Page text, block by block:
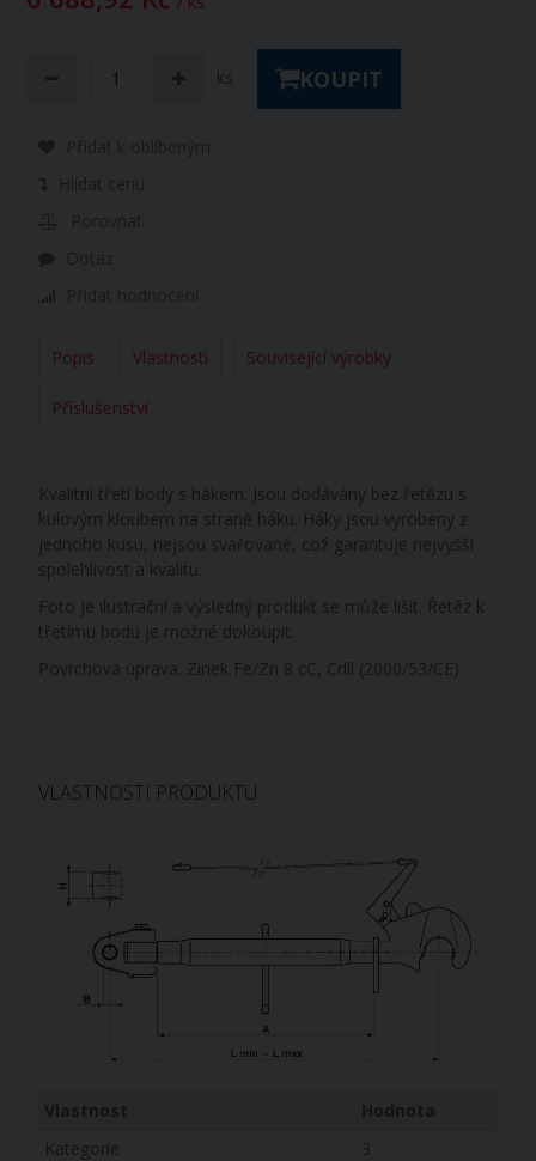
ks KOUPIT
Popis Vlastnosti Související výrobky
Příslušenství
Kvalitní třetí body s hákem. Jsou dodávány bez řetězu s
kulovým kloubem na straně háku. Háky jsou vyrobeny z
jednoho kusu, nejsou svařované, což garantuje nejvyšší
spolehlivost a kvalitu.
Foto je ilustrační a výsledný produkt se může lišit. Řetěz k
třetímu bodu je možné dokoupit.
Povrchová úprava: Zinek Fe/Zn 8 cC, Crlll (2000/53/CE)
VLASTNOSTI PRODUKTU
Kategorie
3